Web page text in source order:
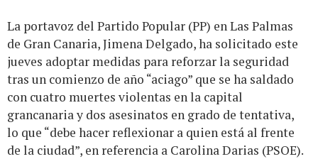
La portavoz del Partido Popular (PP) en Las Palmas
de Gran Canaria, Jimena Delgado, ha solicitado este
jueves adoptar medidas para reforzar la seguridad
tras un comienzo de año “aciago” que se ha saldado
con cuatro muertes violentas en la capital
grancanaria y dos asesinatos en grado de tentativa,
lo que “debe hacer reflexionar a quien está al frente
de la ciudad”, en referencia a Carolina Darias (PSOE).